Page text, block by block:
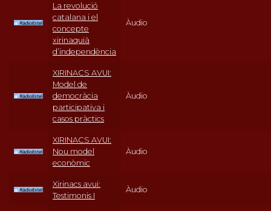
La revolució
catalana i el
concepte
xirinaquià
d’independència
Àudio
XIRINACS AVUI:
Model de
democràcia
participativa i
casos pràctics
Àudio
XIRINACS AVUI:
Nou model
econòmic
Àudio
Xirinacs avui:
Testimonis I
Àudio